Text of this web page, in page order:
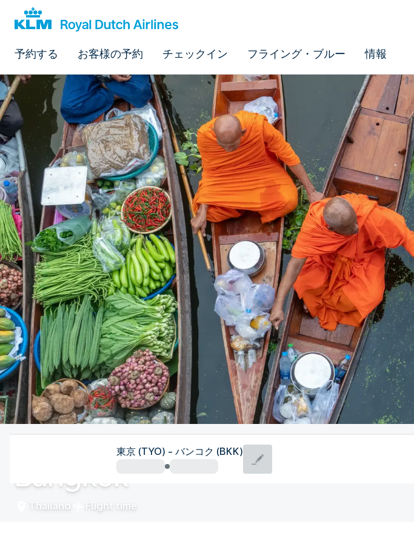
予約する お客様の予約 チェックイン フライング・ブルー 情報
Bangkok
Thailand Flight time
東京 (TYO) - バンコク (BKK)